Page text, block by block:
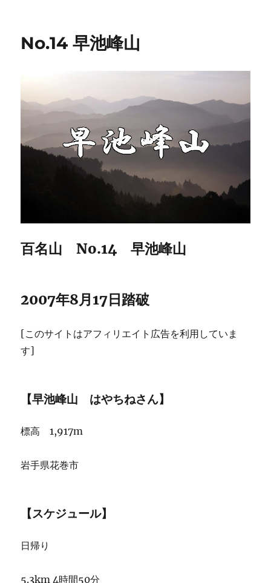
に
No.14 早池峰山
百名山 No.14 早池峰山
2007年8月17日踏破
[このサイトはアフィリエイト広告を利用していま
す]
【早池峰山 はやちねさん】
標高 1,917m
岩手県花巻市
【スケジュール】
日帰り
5.3km 4時間50分